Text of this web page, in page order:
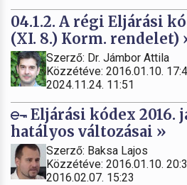
04.1.2. A régi Eljárási
(XI. 8.) Korm. rendelet)
Szerző: Dr. Jámbor Attila
Közzétéve: 2016.01.10.
2024.11.24. 11:51
Eljárási kódex 2016.
hatályos változásai »
Szerző: Baksa Lajos
Közzétéve: 2016.01.10.
2016.02.07. 15:23